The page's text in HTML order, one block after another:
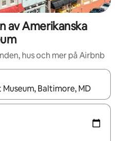
av Amerikanska
hus och mer på Airbnb
kan du navigera med upp- och